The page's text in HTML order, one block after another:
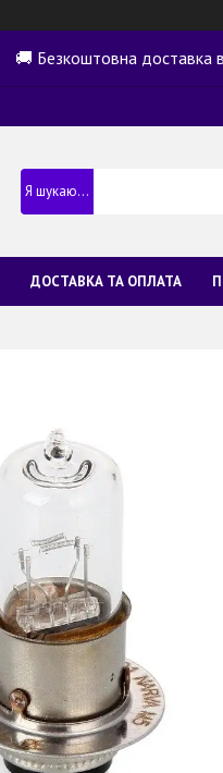
🚚 Безкоштовна
ДОСТАВКА ТА ОПЛАТА